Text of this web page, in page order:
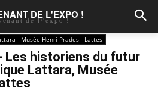
DE L'EXPO !
de l\'expo !
- Musée Henri Prades - Lattes
Les historiens du futur
Lattara, Musée